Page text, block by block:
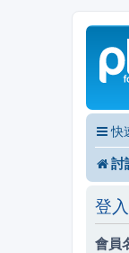
快
討
登入
會員